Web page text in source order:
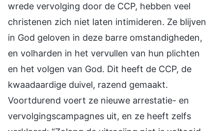
wrede vervolging door de CCP, hebben veel
christenen zich niet laten intimideren. Ze blijven
in God geloven in deze barre omstandigheden,
en volharden in het vervullen van hun plichten
en het volgen van God. Dit heeft de CCP, de
kwaadaardige duivel, razend gemaakt.
Voortdurend voert ze nieuwe arrestatie- en
vervolgingscampagnes uit, en ze heeft zelfs